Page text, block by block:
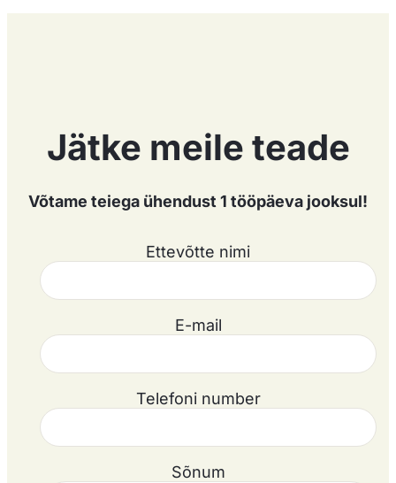
Jätke meile teade
Võtame teiega ühendust 1 tööpäeva jooksul!
Ettevõtte nimi
E-mail
Telefoni number
Sõnum